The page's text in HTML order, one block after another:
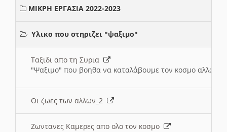
ΜΙΚΡΗ ΕΡΓΑΣΙΑ 2022-2023
Υλικο που στηριζει "ψαξιμο"
Ταξιδι απο τη Συρια
"Ψαξιμο" που βοηθα να καταλάβουμε τον κοσμο αλλων
Οι ζωες των αλλων_2
Ζωντανες Καμερες απο ολο τον κοσμο